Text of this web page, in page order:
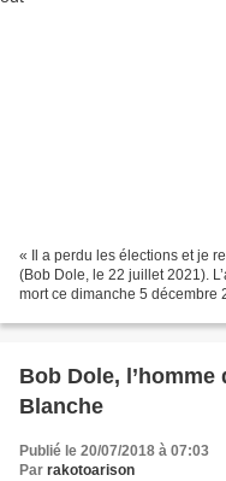
« Il a perdu les élections et je
(Bob Dole, le 22 juillet 2021).
mort ce dimanche 5 décembre
Bob Dole,
Blanche
Publié le 20/07/2018 à 07:03
Par rakotoarison